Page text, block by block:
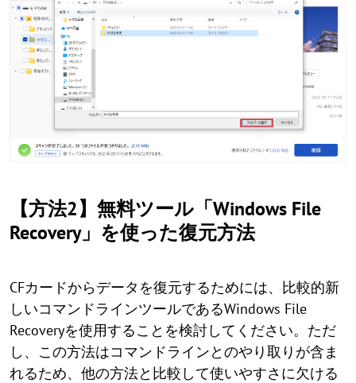
【方法2】無料ツール「Windows File
Recovery」を使った復元方法
CFカードからデータを復元するためには、比較的新
しいコマンドラインツールであるWindows File
Recoveryを使用することを検討してください。ただ
し、この方法はコマンドラインとのやり取りが含ま
れるため、他の方法と比較して使いやすさに欠ける